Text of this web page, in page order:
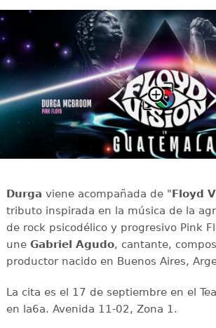
Durga viene acompañada de "Floyd
tributo inspirada en la música de la
de rock psicodélico y progresivo Pink
une Gabriel Agudo, cantante,
productor nacido en Buenos Aires,
La cita es el 17 de septiembre en el
en la6a. Avenida 11-02, Zona 1.